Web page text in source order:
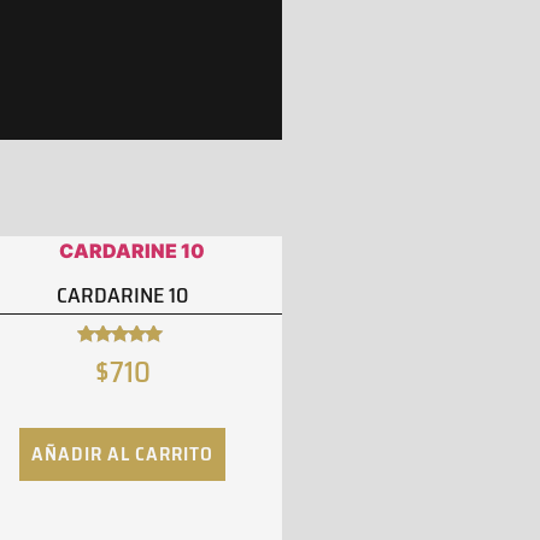
CARDARINE 10
con
$710
AÑADIR AL CARRITO